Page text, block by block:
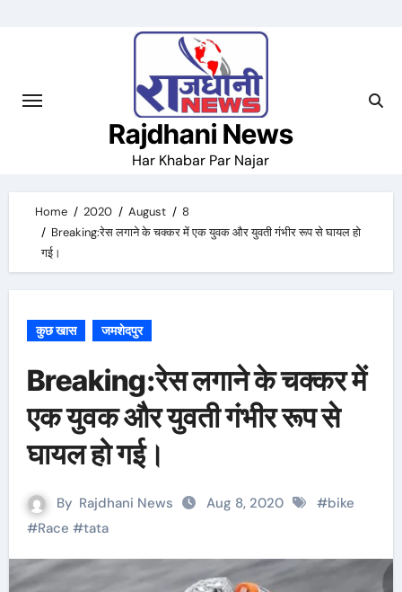
Rajdhani News
Har Khabar Par Najar
Home 2020 August
8
Breaking:रेस लगाने के चक्कर में एक युवक और युवती गंभीर रूप से घायल हो
गई।
कुछ खास जमशेदपुर
Breaking:रेस लगाने के चक्कर में
एक युवक और युवती गंभीर रूप से
घायल हो गई।
By Rajdhani News Aug 8, 2020 #bike
#Race #tata